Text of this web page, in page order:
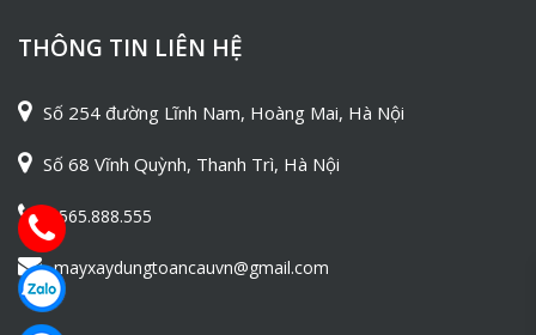
THÔNG TIN LIÊN HỆ
Số 254 đường Lĩnh Nam, Hoàng Mai, Hà Nội
Số 68 Vĩnh Quỳnh, Thanh Trì, Hà Nội
0565.888.555
mayxaydungtoancauvn@gmail.com